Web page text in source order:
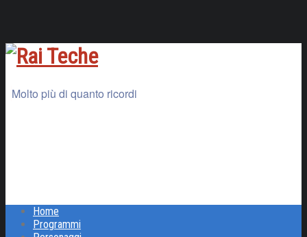
Molto più di quanto ricordi
Home
Programmi